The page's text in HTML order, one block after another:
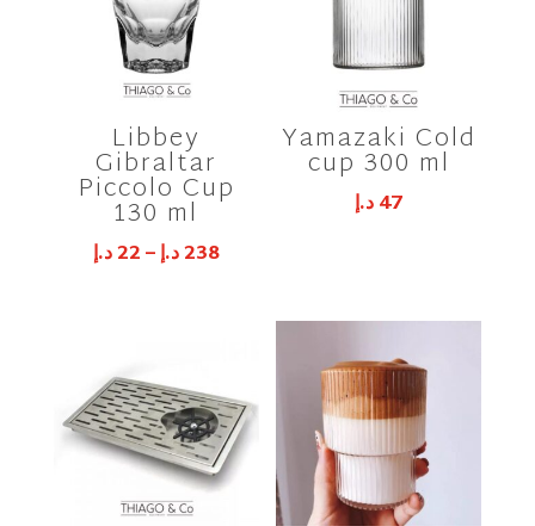
Libbey
Gibraltar
Piccolo Cup
130 ml
22د.إ – 238د.إ
Yamazaki Cold
cup 300 ml
47د.إ